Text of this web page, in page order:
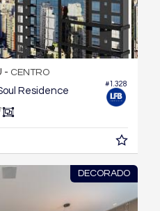
#1.328
- CENTRO
Residence
DECORADO